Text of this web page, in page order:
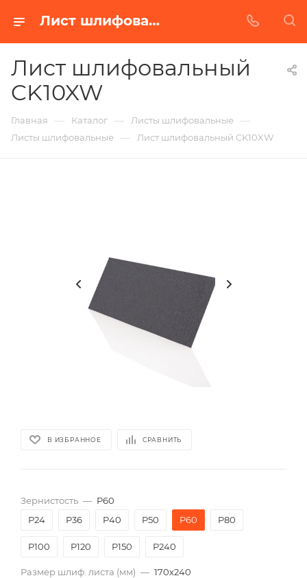
Лист шлифовальный CK10XW в Белгороде | Купить по недорогой цене от Абразивного Завода
Лист шлифовальный
CK10XW
Главная — Каталог — Листы шлифовальные —
Листы шлифовальные — Лист шлифовальный CK10XW
В ИЗБРАННОЕ СРАВНИТЬ
Зернистость — P60
P24
P36 P40 P50 P60 P80
P100 P120 P150 P240
Размер шлиф. листа (мм) — 170х240